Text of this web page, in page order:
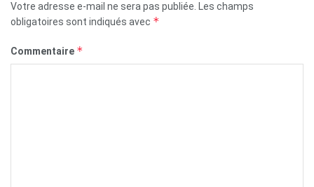
Votre adresse e-mail ne sera pas publiée. Les champs
obligatoires sont indiqués avec *
Commentaire *